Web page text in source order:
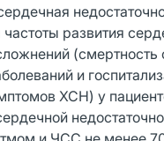
развития
(смертность
и
ХСН) у